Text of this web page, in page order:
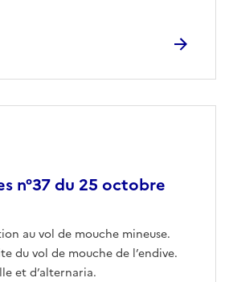
n°37 du 25 octobre
au vol de mouche mineuse.
du vol de mouche de l’endive.
et d’alternaria.